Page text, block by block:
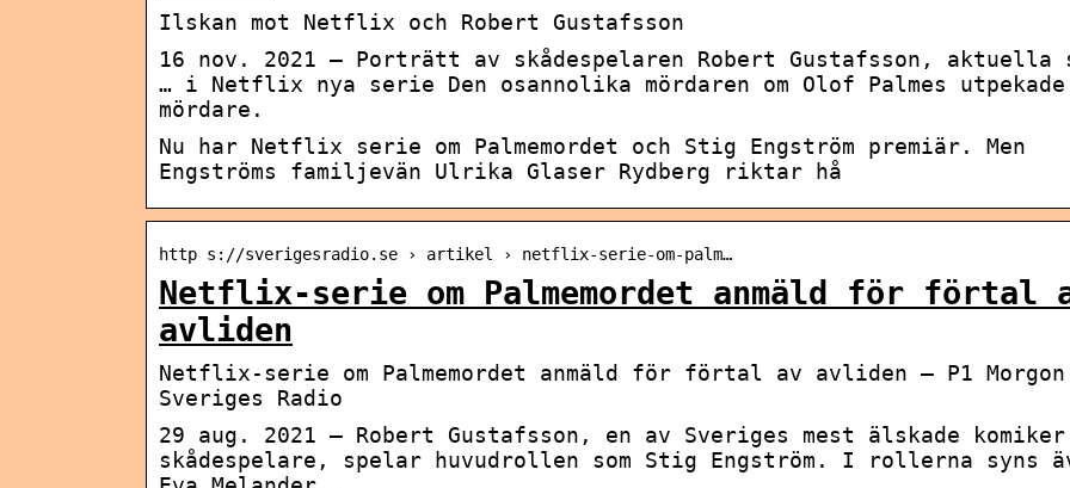
Ilskan mot Netflix och Robert Gustafsson
16 nov. 2021 — Porträtt av skådespelaren Robert Gustafsson, aktuella
… i Netflix nya serie Den osannolika mördaren om Olof Palmes utpekade
mördare.
Nu har Netflix serie om Palmemordet och Stig Engström premiär. Men
Engströms familjevän Ulrika Glaser Rydberg riktar hå
http s://sverigesradio.se › artikel › netflix-serie-om-palm…
Netflix-serie om Palmemordet anmäld för förtal
avliden
Netflix-serie om Palmemordet anmäld för förtal av avliden – P1 Morgon
Sveriges Radio
29 aug. 2021 — Robert Gustafsson, en av Sveriges mest älskade komiker
skådespelare, spelar huvudrollen som Stig Engström. I rollerna syns